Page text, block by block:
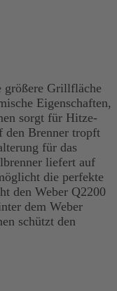
größere Grillfläche
Eigenschaften,
sorgt für Hitze-
den Brenner tropft
für das
liefert auf
die perfekte
den Weber Q2200
dem Weber
schützt den